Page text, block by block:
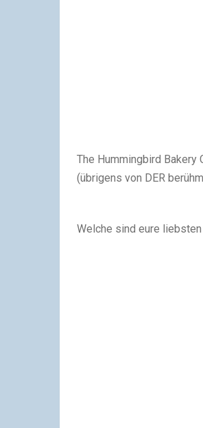
The Hummingbird Bakery
(übrigens von DER
Welche sind eure